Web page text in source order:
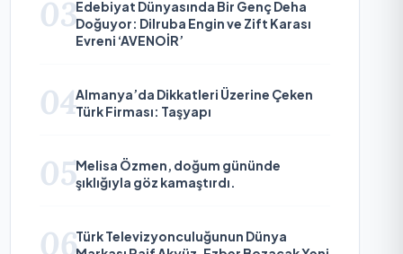
03Edebiyat Dünyasında Bir Genç Deha
Doğuyor: Dilruba Engin ve Zift Karası
Evreni ‘AVENOİR’
04Almanya’da Dikkatleri Üzerine Çeken
Türk Firması: Taşyapı
05Melisa Özmen, doğum gününde
şıklığıyla göz kamaştırdı.
06Türk Televizyonculuğunun Dünya